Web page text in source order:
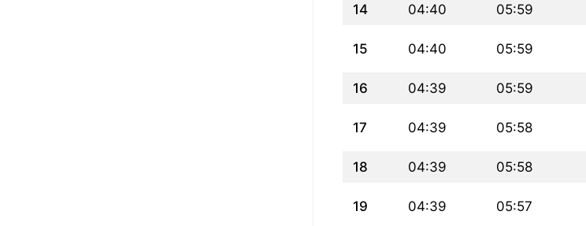
14 04:40 05:59
15 04:40 05:59
16 04:39 05:59
17 04:39 05:58
18 04:39 05:58
19 04:39 05:57